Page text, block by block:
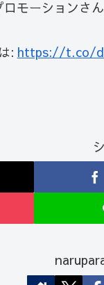
モーションさん
: https://t.co/